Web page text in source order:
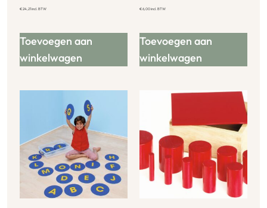
€24,21incl. BTW
Toevoegen aan
winkelwagen
€6,00incl. BTW
Toevoegen aan
winkelwagen